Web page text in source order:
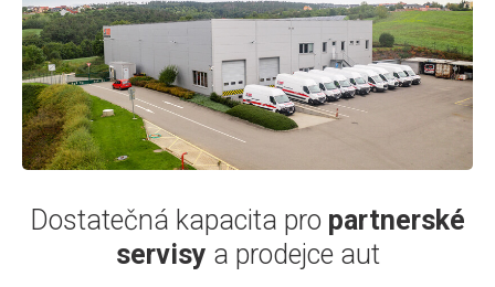
Dostatečná kapacita pro partnerské
servisy a prodejce aut